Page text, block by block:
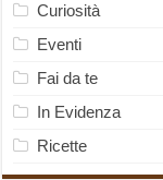
Curiosità
Eventi
Fai da te
In Evidenza
Ricette